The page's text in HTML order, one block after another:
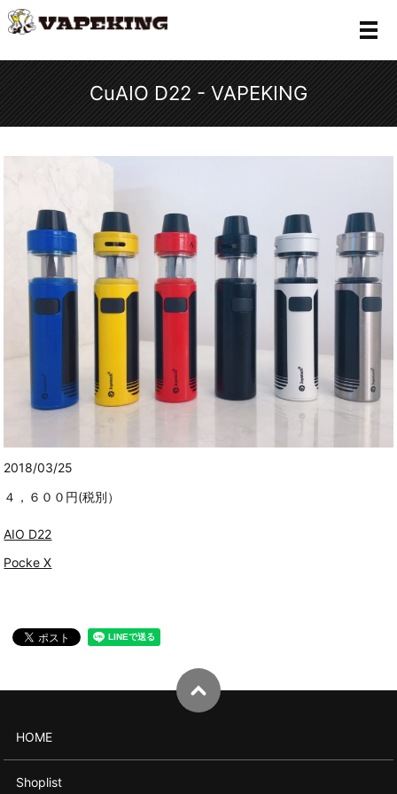
メ
CuAIO D22 - VAPEKING
2018/03/25
４，６００円(税別）
AIO D22
Pocke X
HOME
Shoplist